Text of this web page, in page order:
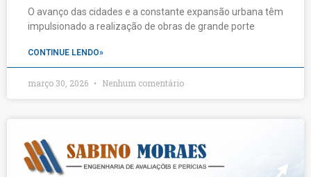
O avanço das cidades e a constante expansão urbana têm
impulsionado a realização de obras de grande porte
CONTINUE LENDO»
março 30, 2026 Nenhum comentário